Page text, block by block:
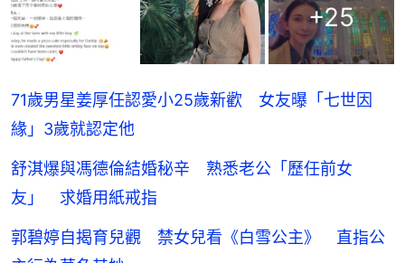
+25
71歲男星姜厚任認愛小25歲新歡 女友曝「七世因
緣」3歲就認定他
舒淇爆與馮德倫結婚秘辛 熟悉老公「歷任前女
友」 求婚用紙戒指
郭碧婷自揭育兒觀 禁女兒看《白雪公主》 直指公